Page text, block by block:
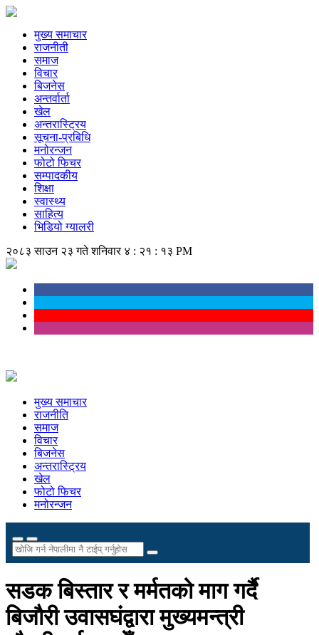
मुख्य समाचार
राजनीती
समाज
विचार
बिजनेस
अन्तर्वार्ता
खेल
अन्तरास्ट्रिय
सूचना-प्रबिधि
मनोरन्जन
फोटो फिचर
सम्पादकीय
शिक्षा
स्वास्थ्य
साहित्य
भिडियो ग्यालरी
२०८३ साउन २३ गते शनिवार ४ : २१ : १३ PM
मुख्य समाचार
राजनीति
समाज
विचार
बिजनेस
अन्तरास्ट्रिय
खेल
फोटो फिचर
मनोरन्जन
सडक बिस्तार र मर्मतको माग गर्दै
बिजौरी उवासघंद्वारा मुख्यमन्त्री